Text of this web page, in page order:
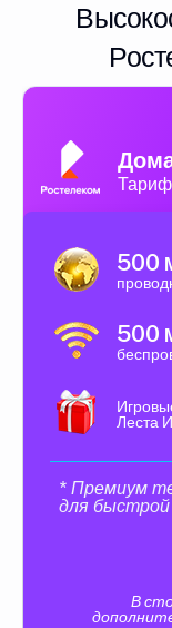
Тариф
500
500
Леста
* Премиум
для быстрой
В